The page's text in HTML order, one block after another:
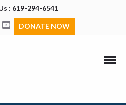
: 619-294-6541
DONATE NOW